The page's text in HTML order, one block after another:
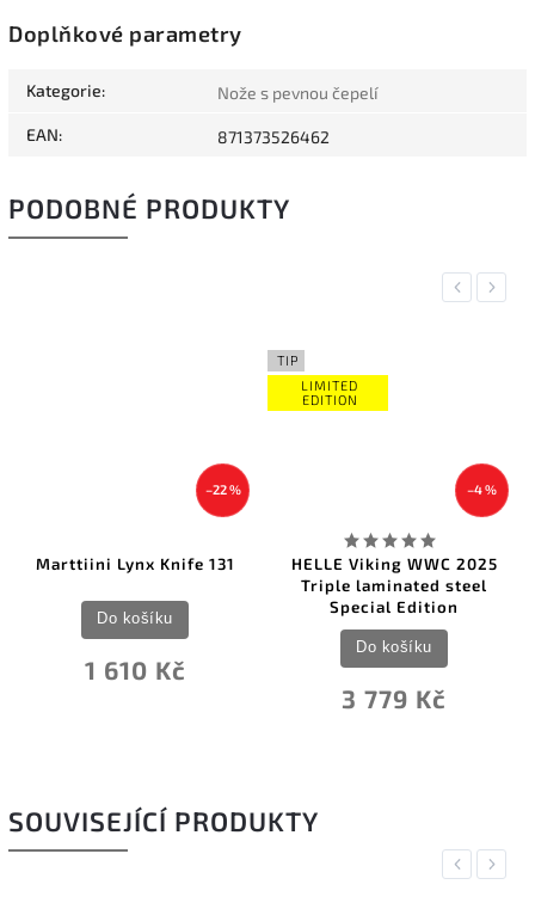
Doplňkové parametry
Kategorie: Nože s pevnou čepelí
EAN: 871373526462
PODOBNÉ PRODUKTY
Previous
–22 %
Marttiini Lynx Knife 131
1 610 Kč
Do košíku
TIP
LIMITED
EDITION
–4 %
HELLE Viking WWC 2025
Triple laminated steel
Special Edition
3 779 Kč
Do košíku
Next
SOUVISEJÍCÍ PRODUKTY
Previous
Next